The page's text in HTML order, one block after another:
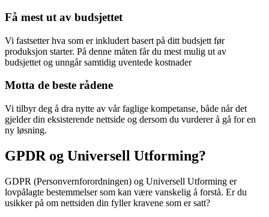
Få mest ut av budsjettet
Vi fastsetter hva som er inkludert basert på ditt budsjett før
produksjon starter. På denne måten får du mest mulig ut av
budsjettet og unngår samtidig uventede kostnader
Motta de beste rådene
Vi tilbyr deg å dra nytte av vår faglige kompetanse, både når det
gjelder din eksisterende nettside og dersom du vurderer å gå for en
ny løsning.
GPDR og Universell Utforming?
GDPR (Personvernforordningen) og Universell Utforming er
lovpålagte bestemmelser som kan være vanskelig å forstå. Er du
usikker på om nettsiden din fyller kravene som er satt?